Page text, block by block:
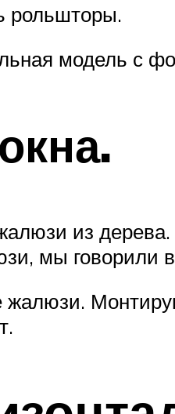
рольшторы.
модель с
из
мы говорили